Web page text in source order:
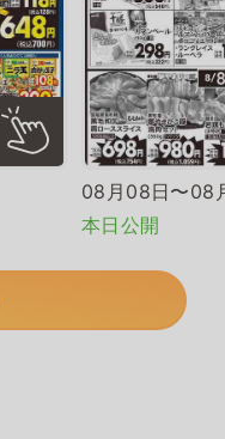
08月08日〜08
本日公開